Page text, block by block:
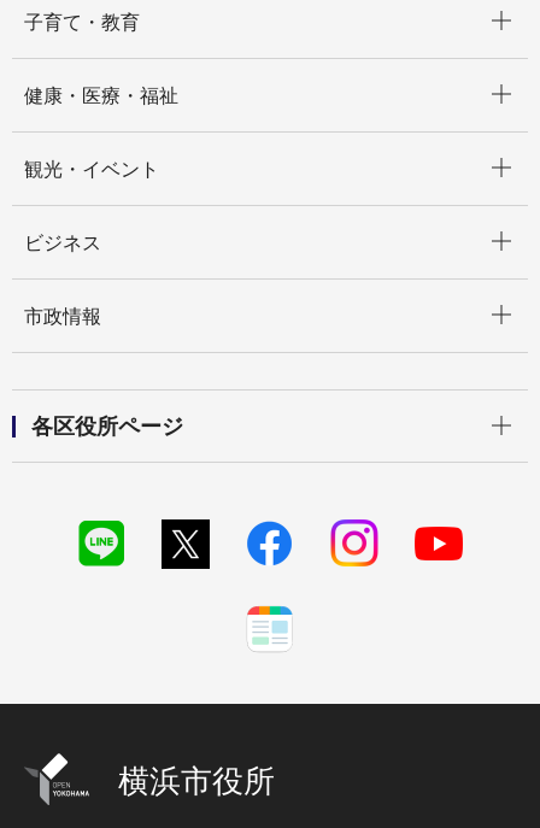
子育て・教育
健康・医療・福祉
観光・イベント
ビジネス
市政情報
各区役所ページ
横浜市役所